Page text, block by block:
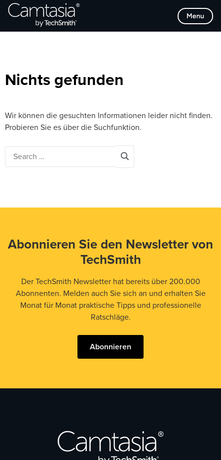
Direkt
zum
Menu
Browse Categories
Nichts gefunden
Wir können die gesuchten Informationen leider nicht finden.
Probieren Sie es über die Suchfunktion.
Abonnieren Sie den Newsletter von
TechSmith
Der TechSmith Newsletter hat bereits über 200.000
Abonnenten. Melden auch Sie sich an und erhalten Sie
Monat für Monat praktische Tipps und professionelle
Ratschläge.
Abonnieren